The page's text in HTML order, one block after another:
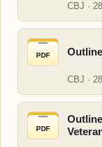
CBJ ·
PDF
CBJ ·
PDF